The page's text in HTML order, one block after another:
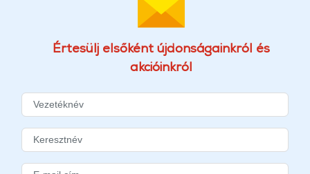
Értesülj elsőként újdonságainkról és
akcióinkról